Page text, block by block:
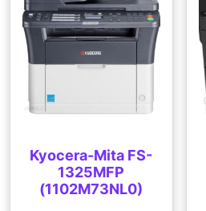
Kyocera-Mita FS-
1325MFP
(1102M73NL0)